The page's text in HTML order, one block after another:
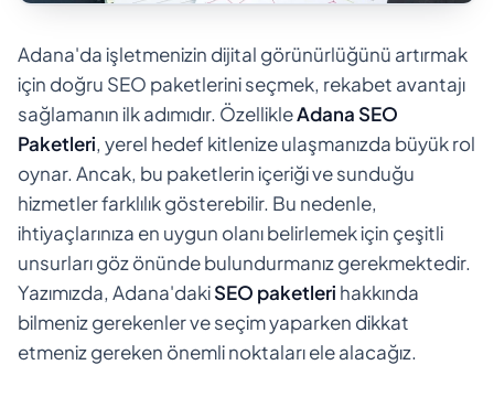
Adana'da işletmenizin dijital görünürlüğünü artırmak
için doğru SEO paketlerini seçmek, rekabet avantajı
sağlamanın ilk adımıdır. ÖzellikleAdana SEO
Paketleri, yerel hedef kitlenize ulaşmanızda büyük rol
oynar. Ancak, bu paketlerin içeriği ve sunduğu
hizmetler farklılık gösterebilir. Bu nedenle,
ihtiyaçlarınıza en uygun olanı belirlemek için çeşitli
unsurları göz önünde bulundurmanız gerekmektedir.
Yazımızda, Adana'dakiSEO paketleri hakkında
bilmeniz gerekenler ve seçim yaparken dikkat
etmeniz gereken önemli noktaları ele alacağız.